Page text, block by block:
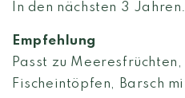
In den nächsten 3 Jahren.
Empfehlung
Passt zu
Fischeintöpfen, Barsch